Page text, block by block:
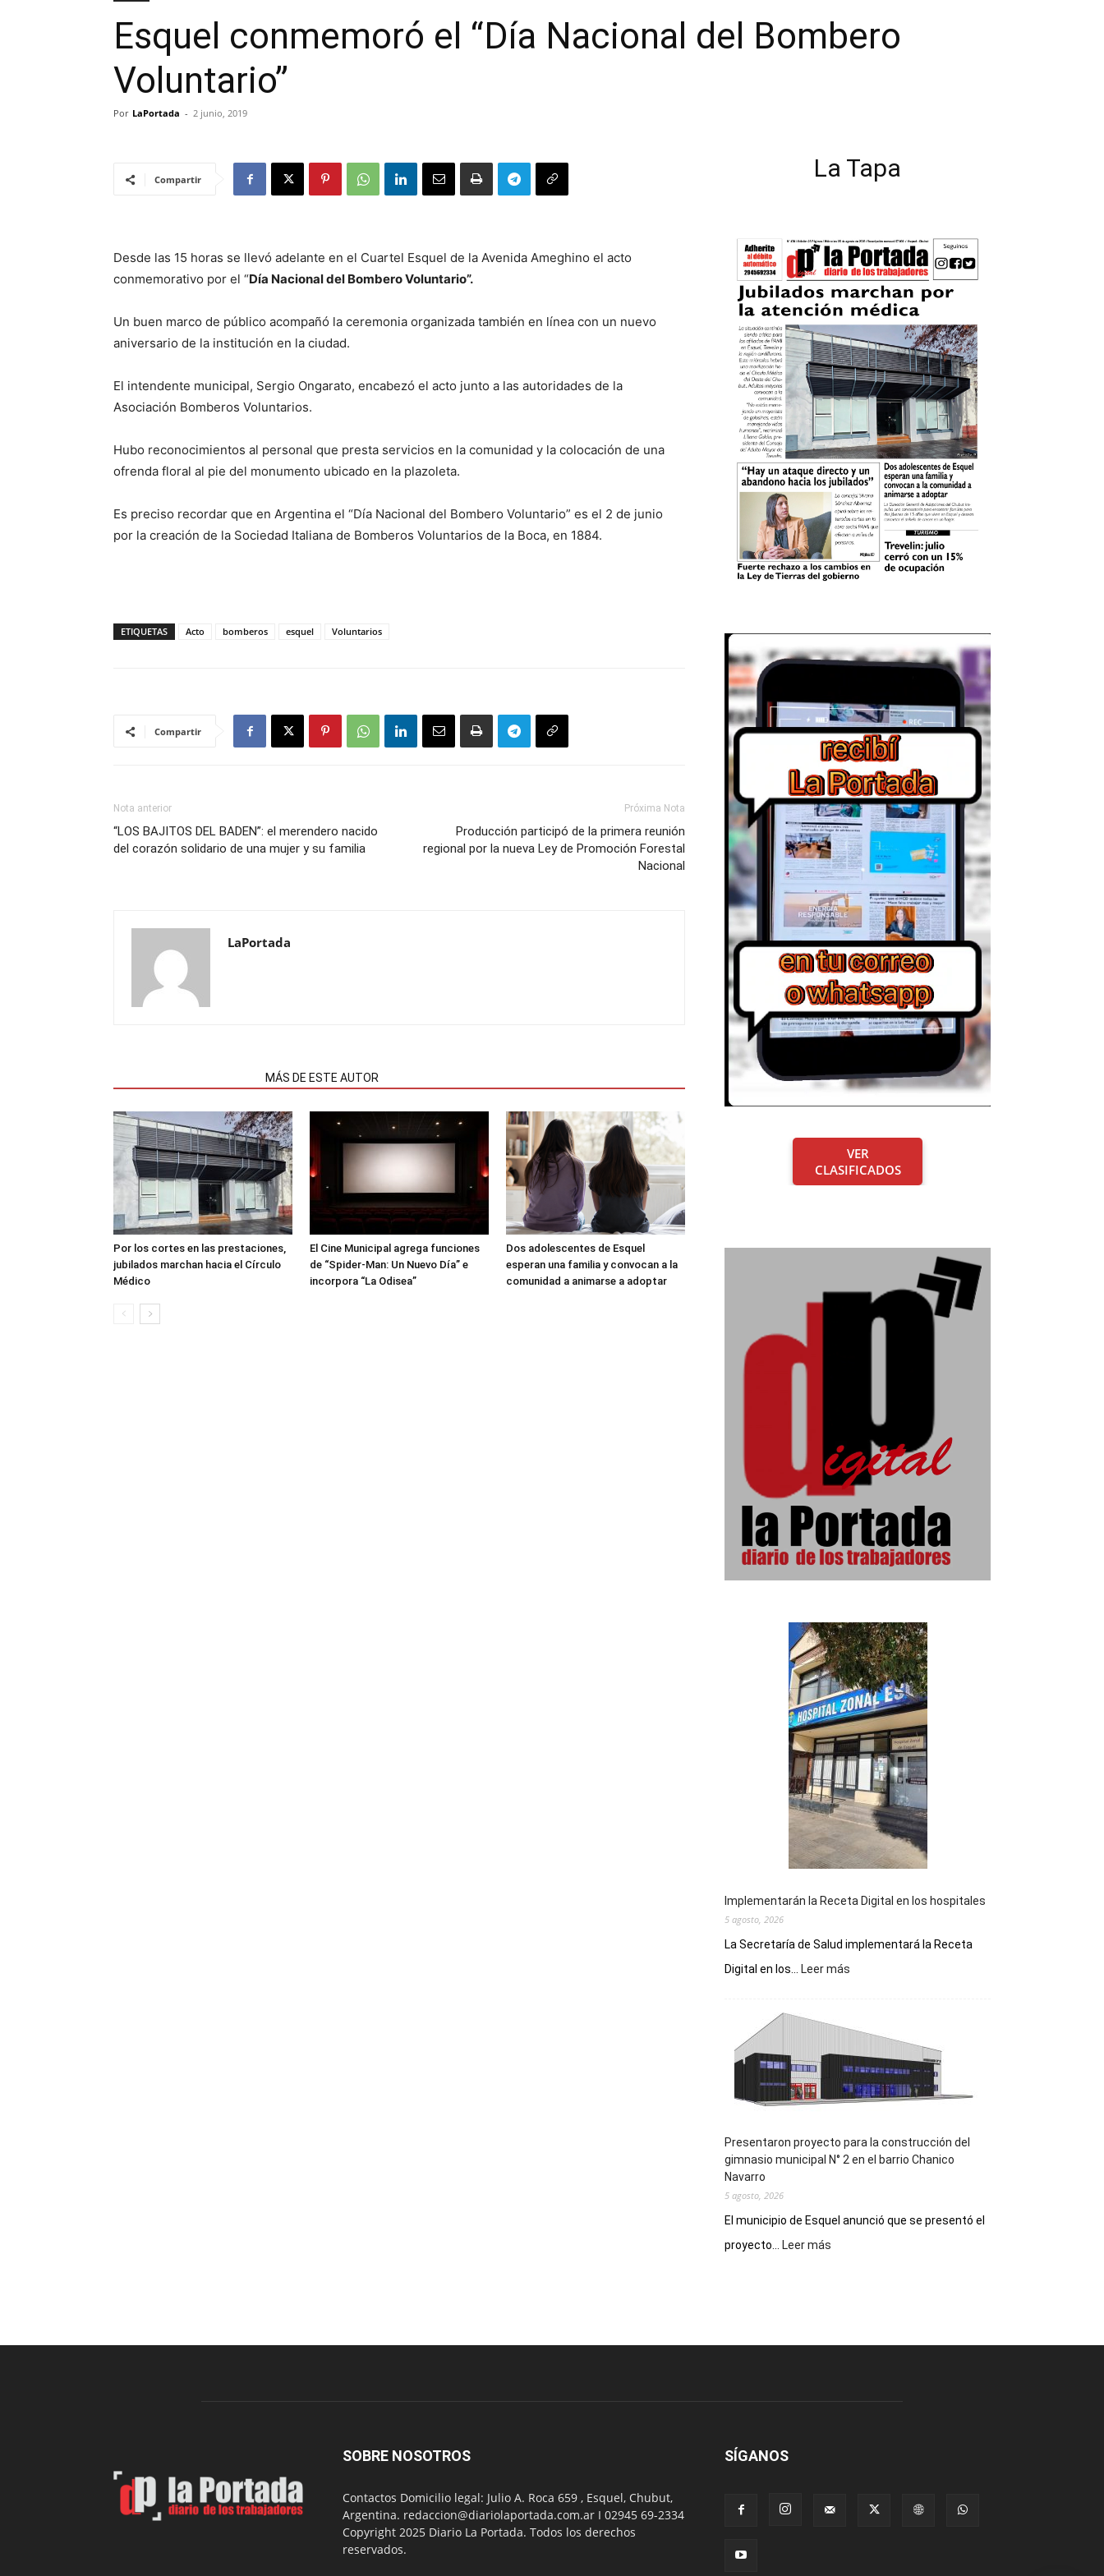
Esquel conmemoró el “Día Nacional del Bombero
Voluntario”
Por LaPortada - 2 junio, 2019
Compartir
Desde las 15 horas se llevó adelante en el Cuartel Esquel de la Avenida Ameghino el acto
conmemorativo por el “Día Nacional del Bombero Voluntario”.
Un buen marco de público acompañó la ceremonia organizada también en línea con un nuevo
aniversario de la institución en la ciudad.
El intendente municipal, Sergio Ongarato, encabezó el acto junto a las autoridades de la
Asociación Bomberos Voluntarios.
Hubo reconocimientos al personal que presta servicios en la comunidad y la colocación de una
ofrenda floral al pie del monumento ubicado en la plazoleta.
Es preciso recordar que en Argentina el “Día Nacional del Bombero Voluntario” es el 2 de junio
por la creación de la Sociedad Italiana de Bomberos Voluntarios de la Boca, en 1884.
ETIQUETAS Acto bomberos esquel Voluntarios
Compartir
Nota anterior
“LOS BAJITOS DEL BADEN”: el merendero nacido
del corazón solidario de una mujer y su familia
Próxima Nota
Producción participó de la primera reunión
regional por la nueva Ley de Promoción Forestal
Nacional
LaPortada
MÁS DE ESTE AUTOR
Por los cortes en las prestaciones,
jubilados marchan hacia el Círculo
Médico
El Cine Municipal agrega funciones
de “Spider-Man: Un Nuevo Día” e
incorpora “La Odisea”
Dos adolescentes de Esquel
esperan una familia y convocan a la
comunidad a animarse a adoptar
La Tapa
VER
CLASIFICADOS
Implementarán la Receta Digital en los hospitales
5 agosto, 2026
La Secretaría de Salud implementará la Receta
Digital en los...
Leer más
Digital
en
los
hospitales
Presentaron proyecto para la construcción del
gimnasio municipal N° 2 en el barrio Chanico
Navarro
5 agosto, 2026
El municipio de Esquel anunció que se presentó el
proyecto...
Leer más
del
Navarro
SOBRE NOSOTROS
Contactos Domicilio legal: Julio A. Roca 659 , Esquel, Chubut,
Argentina. redaccion@diariolaportada.com.ar I 02945 69-2334
Copyright 2025 Diario La Portada. Todos los derechos
reservados.
SÍGANOS